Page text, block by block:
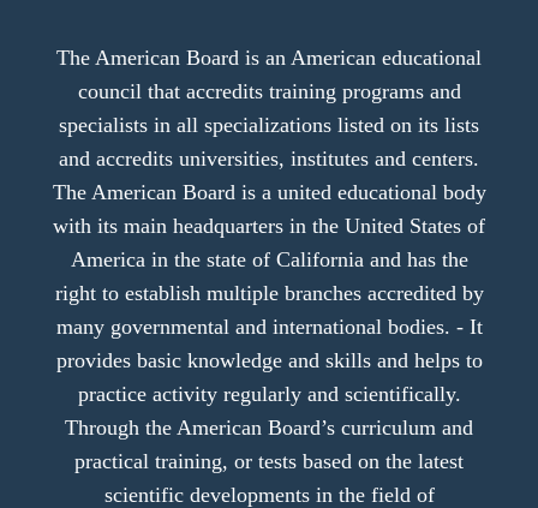
The American Board is an American educational
council that accredits training programs and
specialists in all specializations listed on its lists
and accredits universities, institutes and centers.
The American Board is a united educational body
with its main headquarters in the United States of
America in the state of California and has the
right to establish multiple branches accredited by
many governmental and international bodies. - It
provides basic knowledge and skills and helps to
practice activity regularly and scientifically.
Through the American Board’s curriculum and
practical training, or tests based on the latest
scientific developments in the field of